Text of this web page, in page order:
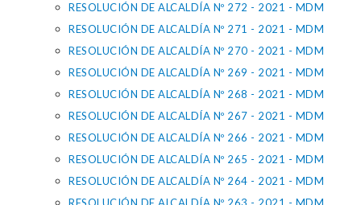
RESOLUCIÓN DE ALCALDÍA Nº 272 - 2021 - MDM
RESOLUCIÓN DE ALCALDÍA Nº 271 - 2021 - MDM
RESOLUCIÓN DE ALCALDÍA Nº 270 - 2021 - MDM
RESOLUCIÓN DE ALCALDÍA Nº 269 - 2021 - MDM
RESOLUCIÓN DE ALCALDÍA Nº 268 - 2021 - MDM
RESOLUCIÓN DE ALCALDÍA Nº 267 - 2021 - MDM
RESOLUCIÓN DE ALCALDÍA Nº 266 - 2021 - MDM
RESOLUCIÓN DE ALCALDÍA Nº 265 - 2021 - MDM
RESOLUCIÓN DE ALCALDÍA Nº 264 - 2021 - MDM